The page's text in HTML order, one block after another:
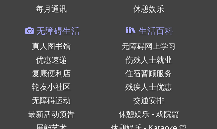
每月通讯
休憩娱乐
无障碍生活
真人图书馆
优惠速递
复康便利店
轮友小社区
无障碍运动
最新活动预告
生活百科
无障碍网上学习
伤残人士就业
住宿暂顾服务
残疾人士优惠
交通安排
休憩娱乐 - 戏院篇